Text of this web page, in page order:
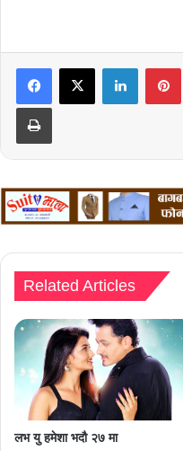
LinkedIn
Print
Related Articles
लभ यु हमेशा भदौ २७ मा